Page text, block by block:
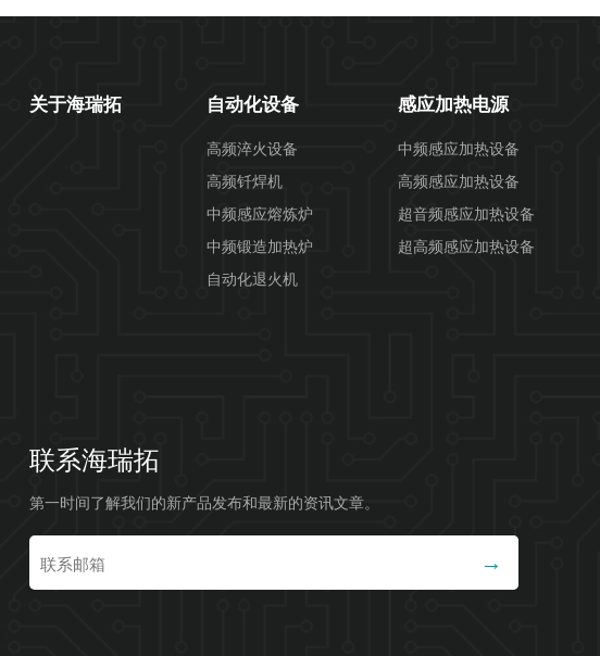
关于海瑞拓 自动化设备
高频淬火设备
高频钎焊机
中频感应熔炼炉
中频锻造加热炉
自动化退火机
感应加热电源
中频感应加热设备
高频感应加热设备
超音频感应加热设备
超高频感应加热设备
联系海瑞拓
第一时间了解我们的新产品发布和最新的资讯文章。